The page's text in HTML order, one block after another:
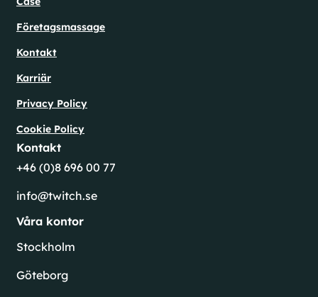
Företagsmassage
Kontakt
Karriär
Privacy Policy
Cookie Policy
Kontakt
+46 (0)8 696 00 77
info@twitch.se
Våra kontor
Stockholm
Göteborg